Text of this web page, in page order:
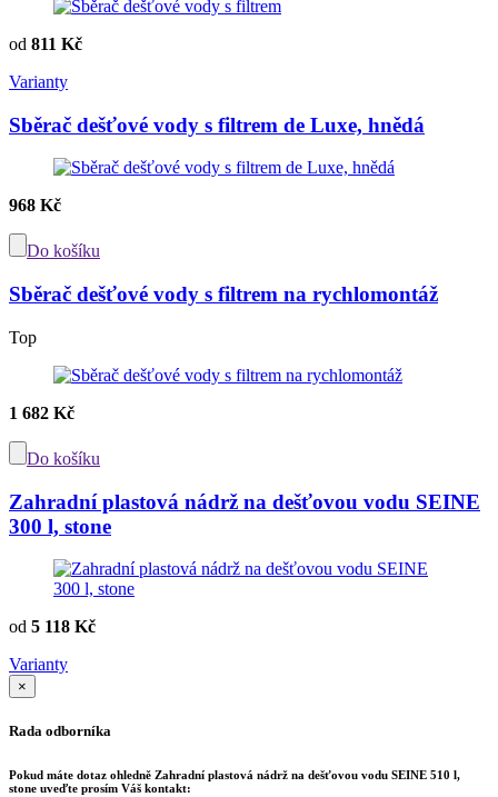
od 811 Kč
Varianty
Sběrač dešťové vody s filtrem de Luxe, hnědá
968 Kč
Do košíku
Sběrač dešťové vody s filtrem na rychlomontáž
Top
1 682 Kč
Do košíku
Zahradní plastová nádrž na dešťovou vodu SEINE
300 l, stone
od 5 118 Kč
Varianty
×
Rada odborníka
Pokud máte dotaz ohledně Zahradní plastová nádrž na dešťovou vodu SEINE 510 l,
stone uveďte prosím Váš kontakt: